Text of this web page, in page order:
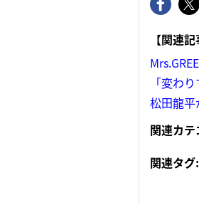
【関連記
「変わ
松田龍
関連カ
関連タグ: